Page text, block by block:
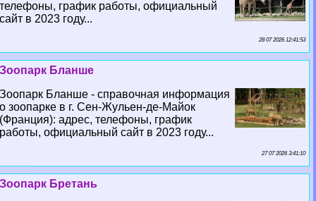
телефоны, график работы, официальный
сайт в 2023 году...
28 07 2026 12:41:53
Зоопарк Бланше
Зоопарк Бланше - справочная информация
о зоопарке в г. Сен-Жульен-де-Майок
(Франция): адрес, телефоны, график
работы, официальный сайт в 2023 году...
27 07 2026 3:41:10
Зоопарк Бретань